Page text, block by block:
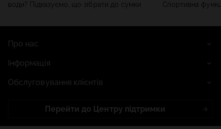
води? Підказуємо, що зібрати до сумки
Спортивна
Про нас
Інформація
Обслуговування клієнтів
Перейти до Центру підтримки